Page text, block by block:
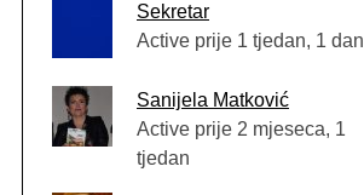
Sekretar
Active prije 1 tjedan, 1 dan
Sanijela Matković
Active prije 2 mjeseca, 1
tjedan